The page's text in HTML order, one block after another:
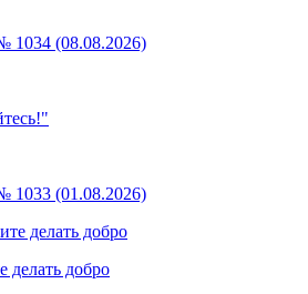
1034 (08.08.2026)
1033 (01.08.2026)
делать добро